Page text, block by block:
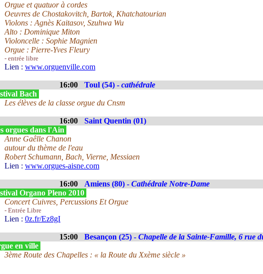
Orgue et quatuor à cordes
Oeuvres de Chostakovitch, Bartok, Khatchatourian
Violons : Agnès Kaitasov, Szuhwa Wu
Alto : Dominique Miton
Violoncelle : Sophie Magnien
Orgue : Pierre-Yves Fleury
- entrée libre
Lien : www.orguenville.com
16:00 Toul (54) - cathédrale
Bach
Les élèves de la classe orgue du Cnsm
16:00 Saint Quentin (01)
orgues dans l'Ain
Anne Gaêlle Chanon
autour du thème de l'eau
Robert Schumann, Bach, Vierne, Messiaen
Lien : www.orgues-aisne.com
16:00 Amiens (80) - Cathédrale Notre-Dame
Organo Pleno 2010
Concert Cuivres, Percussions Et Orgue
- Entrée Libre
Lien : 0z.fr/Ez8gI
15:00 Besançon (25) - Chapelle de la Sainte-Famille, 6 rue
en ville
3ème Route des Chapelles : « la Route du Xxème siècle »